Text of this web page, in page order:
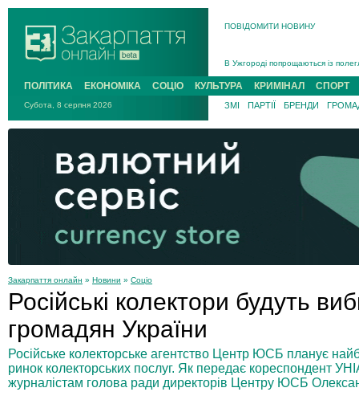
ПОВІДОМИТИ НОВИНУ
В Ужгороді попрощаються із
В Ужгороді 5 серпня
Підтвердили загибель
На війні з рф поліг військовий з
На Хустщині внаслідок ДТП за
Інструктора районного ТЦК на
ПОЛІТИКА ЕКОНОМІКА СОЦІО КУЛЬТУРА КРИМІНАЛ СПОРТ
Субота, 8 серпня 2026 ЗМІ ПАРТІЇ БРЕНДИ
Закарпаття онлайн » Новини » Соціо
Російські колектори будуть
громадян України
Російське колекторське агентство Центр ЮСБ планує
ринок колекторських послуг. Як передає кореспондент
журналістам голова ради директорів Центру ЮСБ